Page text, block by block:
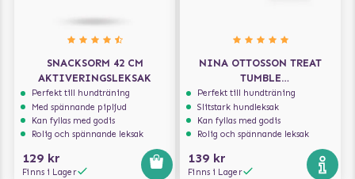
SNACKSORM 42 CM
AKTIVERINGSLEKSAK
Perfekt till hundträning
Med spännande pipljud
Kan fyllas med godis
Rolig och spännande leksak
129 kr
Finns i Lager
NINA OTTOSSON TREAT
TUMBLE
AKTIVERINGSLEKSAK
Perfekt till hundträning
Slitstark hundleksak
Kan fyllas med godis
Rolig och spännande leksak
139 kr
Finns i Lager